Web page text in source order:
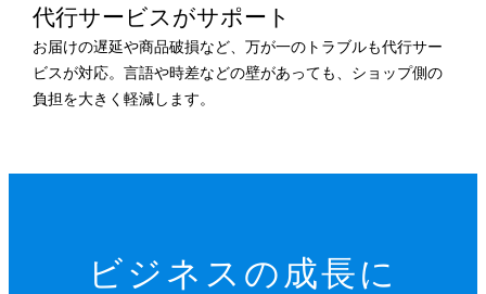
代行サービスがサポート
お届けの遅延や商品破損など、万が一のトラブルも代行サー
ビスが対応。言語や時差などの壁があっても、ショップ側の
負担を大きく軽減します。
ビジネスの成長に